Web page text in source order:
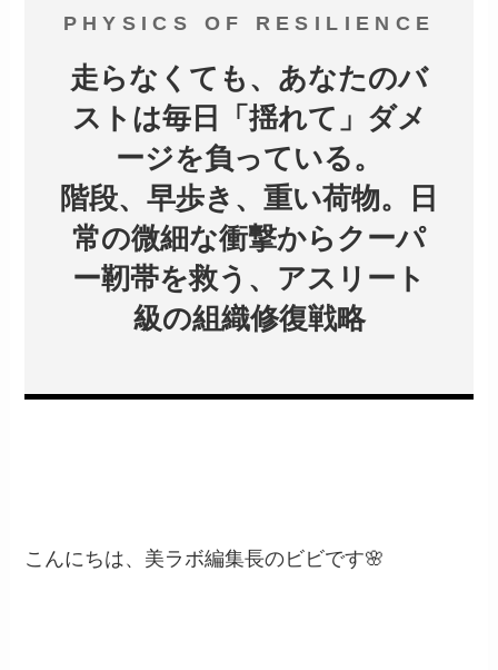
PHYSICS OF RESILIENCE
走らなくても、あなたのバ
ストは毎日「揺れて」ダメ
ージを負っている。
階段、早歩き、重い荷物。日
常の微細な衝撃からクーパ
ー靭帯を救う、アスリート
級の組織修復戦略
こんにちは、美ラボ編集長のビビです🌸